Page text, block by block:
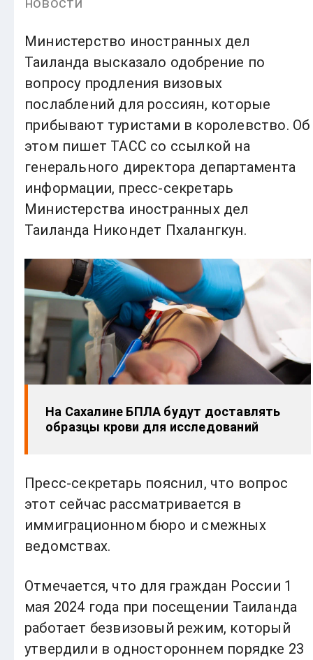
Министерство иностранных дел
Таиланда высказало одобрение по
вопросу продления визовых
послаблений для россиян, которые
прибывают туристами в королевство. Об
этом пишет ТАСС со ссылкой на
генерального директора департамента
информации, пресс-секретарь
Министерства иностранных дел
Таиланда Никондет Пхалангкун.
На Сахалине БПЛА будут доставлять
образцы крови для исследований
Пресс-секретарь пояснил, что вопрос
этот сейчас рассматривается в
иммиграционном бюро и смежных
ведомствах.
Отмечается, что для граждан России 1
мая 2024 года при посещении Таиланда
работает безвизовый режим, который
утвердили в одностороннем порядке 23